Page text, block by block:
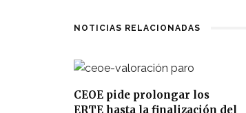
NOTICIAS RELACIONADAS
CEOE pide prolongar los
ERTE hasta la finalización del